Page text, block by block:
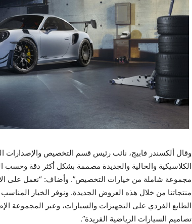
وقال ألكسندر فابيج، نائب رئيس قسم التخصيص والإصدارات
الكلاسيكية والحالية والجديدة مصممة بشكل أكثر دقة وحسب
مجموعة شاملة من خيارات التخصيص”. وأضاف: “نعمل على
منتجاتنا من خلال هذه العروض الجديدة. ونوفر الخيار
الطابع الفردي على التجهيزات والسيارات، وعبر المجموعة
تصاميم السيارات الرياضية الفريدة”‏.